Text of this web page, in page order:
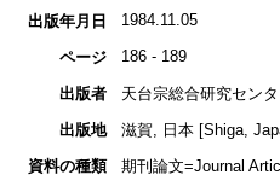
出版年月日 1984.11.05
ページ 186 - 189
出版者
天台宗総合研究セン
出版地
滋賀, 日本 [Shiga,
資料の種類
期刊論文=Journal